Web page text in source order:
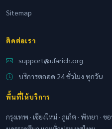
Sitemap
ติดต่อเรา
support@ufarich.org
บริการตลอด 24 ชั่วโมง ทุกวัน
พื้นที่ให้บริการ
กรุงเทพ · เชียงใหม่ · ภูเก็ต · พัทยา ·